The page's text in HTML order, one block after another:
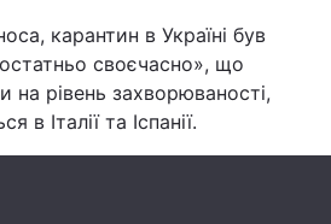
Інциденти
Туризм
карантин в Україні був
своєчасно», що
на рівень захворюваності,
в Італії та Іспанії.